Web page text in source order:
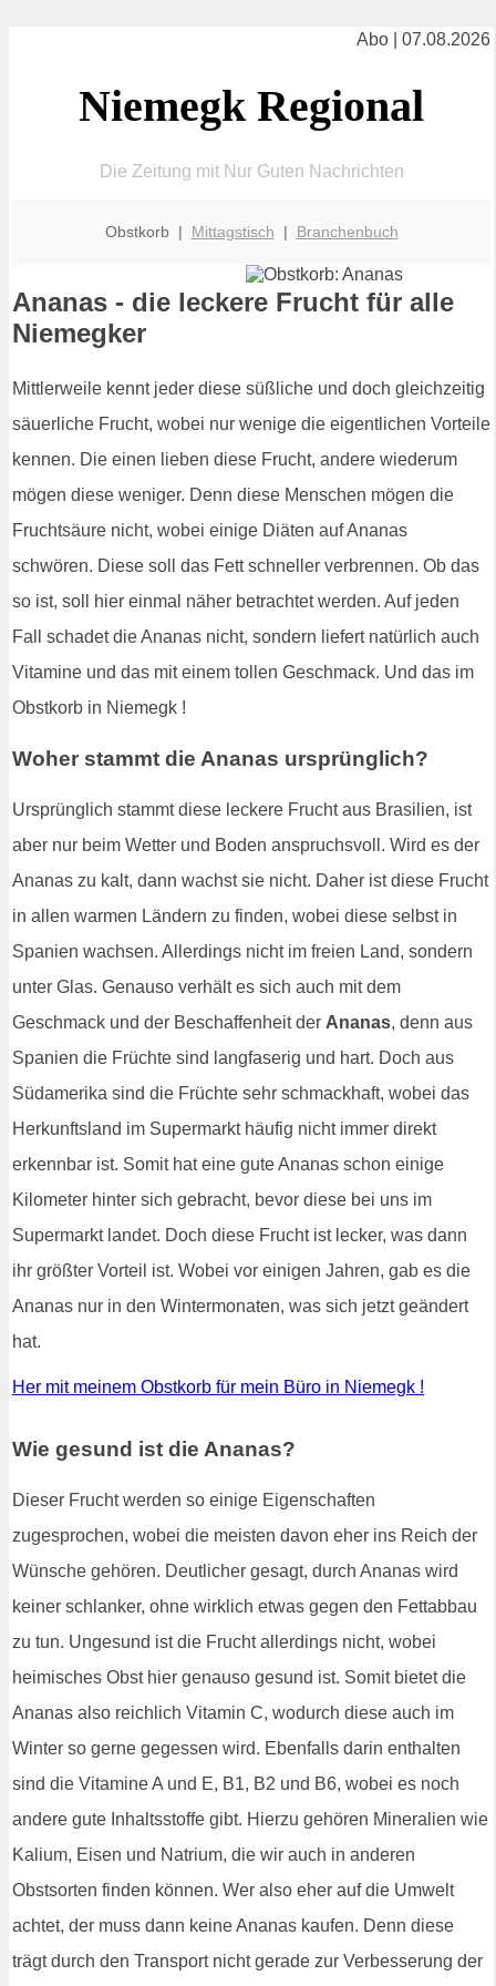
Abo | 07.08.2026
Niemegk Regional
Die Zeitung mit Nur Guten Nachrichten
Obstkorb | Mittagstisch | Branchenbuch
Ananas - die leckere Frucht für alle
Niemegker
Mittlerweile kennt jeder diese süßliche und doch gleichzeitig
säuerliche Frucht, wobei nur wenige die eigentlichen Vorteile
kennen. Die einen lieben diese Frucht, andere wiederum
mögen diese weniger. Denn diese Menschen mögen die
Fruchtsäure nicht, wobei einige Diäten auf Ananas
schwören. Diese soll das Fett schneller verbrennen. Ob das
so ist, soll hier einmal näher betrachtet werden. Auf jeden
Fall schadet die Ananas nicht, sondern liefert natürlich auch
Vitamine und das mit einem tollen Geschmack. Und das im
Obstkorb in Niemegk !
Woher stammt die Ananas ursprünglich?
Ursprünglich stammt diese leckere Frucht aus Brasilien, ist
aber nur beim Wetter und Boden anspruchsvoll. Wird es der
Ananas zu kalt, dann wachst sie nicht. Daher ist diese Frucht
in allen warmen Ländern zu finden, wobei diese selbst in
Spanien wachsen. Allerdings nicht im freien Land, sondern
unter Glas. Genauso verhält es sich auch mit dem
Geschmack und der Beschaffenheit der Ananas, denn aus
Spanien die Früchte sind langfaserig und hart. Doch aus
Südamerika sind die Früchte sehr schmackhaft, wobei das
Herkunftsland im Supermarkt häufig nicht immer direkt
erkennbar ist. Somit hat eine gute Ananas schon einige
Kilometer hinter sich gebracht, bevor diese bei uns im
Supermarkt landet. Doch diese Frucht ist lecker, was dann
ihr größter Vorteil ist. Wobei vor einigen Jahren, gab es die
Ananas nur in den Wintermonaten, was sich jetzt geändert
hat.
Her mit meinem Obstkorb für mein Büro in Niemegk !
Wie gesund ist die Ananas?
Dieser Frucht werden so einige Eigenschaften
zugesprochen, wobei die meisten davon eher ins Reich der
Wünsche gehören. Deutlicher gesagt, durch Ananas wird
keiner schlanker, ohne wirklich etwas gegen den Fettabbau
zu tun. Ungesund ist die Frucht allerdings nicht, wobei
heimisches Obst hier genauso gesund ist. Somit bietet die
Ananas also reichlich Vitamin C, wodurch diese auch im
Winter so gerne gegessen wird. Ebenfalls darin enthalten
sind die Vitamine A und E, B1, B2 und B6, wobei es noch
andere gute Inhaltsstoffe gibt. Hierzu gehören Mineralien wie
Kalium, Eisen und Natrium, die wir auch in anderen
Obstsorten finden können. Wer also eher auf die Umwelt
achtet, der muss dann keine Ananas kaufen. Denn diese
trägt durch den Transport nicht gerade zur Verbesserung der